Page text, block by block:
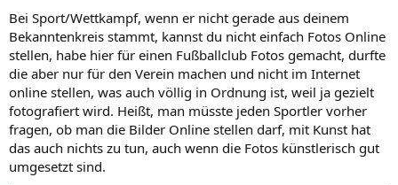
Bei Sport/Wettkampf, wenn er nicht gerade aus deinem
Bekanntenkreis stammt, kannst du nicht einfach Fotos Online
stellen, habe hier für einen Fußballclub Fotos gemacht, durfte
die aber nur für den Verein machen und nicht im Internet
online stellen, was auch völlig in Ordnung ist, weil ja gezielt
fotografiert wird. Heißt, man müsste jeden Sportler vorher
fragen, ob man die Bilder Online stellen darf, mit Kunst hat
das auch nichts zu tun, auch wenn die Fotos künstlerisch gut
umgesetzt sind.